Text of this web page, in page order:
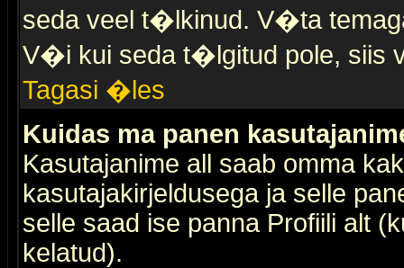
seda veel t�lkinud. V�ta
V�i kui seda t�lgitud pole, siis
Tagasi �les
Kuidas ma panen
Kasutajanime all saab omma
kasutajakirjeldusega ja selle
selle saad ise panna Profiili alt
kelatud).